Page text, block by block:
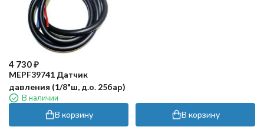
4 730₽
MEPF39741 Датчик
давления (1/8"ш, д.о. 25бар)
В наличии
В корзину В корзину